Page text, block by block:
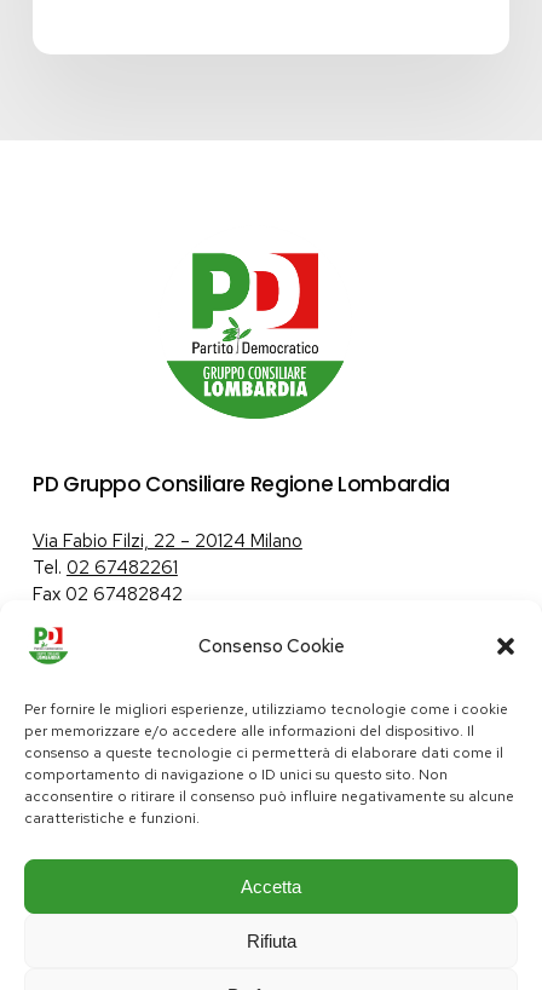
Consenso Cookie
Per fornire le migliori esperienze, utilizziamo tecnologie come i cookie
per memorizzare e/o accedere alle informazioni del dispositivo. Il
consenso a queste tecnologie ci permetterà di elaborare dati come il
comportamento di navigazione o ID unici su questo sito. Non
acconsentire o ritirare il consenso può influire negativamente su alcune
caratteristiche e funzioni.
Accetta
Rifiuta
PD Gruppo Consiliare Regione Lombardia
Via Fabio Filzi, 22 – 20124 Milano
Tel. 02 67482261
Fax 02 67482842
Tutela dei dati personali|Politica sui cookie
pd@consiglio.regione.lombardia.it
ufficiostampa.pd@consiglio.regione.lombardia.it
Pagine Facebook Gruppo Consiliare PD LombardiaPagina Messenger Gruppo Consiliare PD LombardiaPagina Instagram Gruppo PD LombardiaPagina Youtube Gruppo PD Lombardia